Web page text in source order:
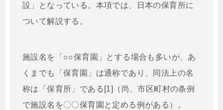
設」となっている。本項では、日本の保育所に
ついて解説する。
施設名を「○○保育園」とする場合も多いが、あ
くまでも「保育園」は通称であり、同法上の名
称は「保育所」である[1]（尚、市区町村の条例
で施設名を〇〇保育園と定める例がある）。